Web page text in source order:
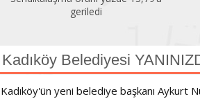
geriledi
Kadıköy Belediyesi
Kadıköy'ün yeni belediye başkanı